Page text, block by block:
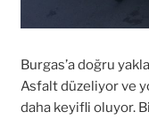
Burgas’a doğru
Asfalt düzeliyor ve
daha keyifli oluyor.